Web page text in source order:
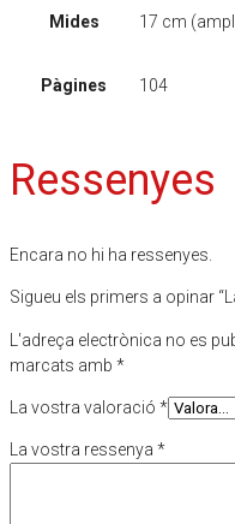
Mides 17 cm
Pàgines 104
Ressenyes
Encara no hi ha ressenyes.
Sigueu els primers a opinar
L'adreça electrònica no es
marcats amb *
La vostra valoració *
La vostra ressenya *